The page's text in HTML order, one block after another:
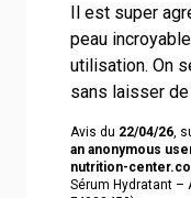
Il est super
peau
utilisation. On
sans laisser
Avis du 22/04/26 ,
an anonymous
nutrition-
Sérum Hydratant –